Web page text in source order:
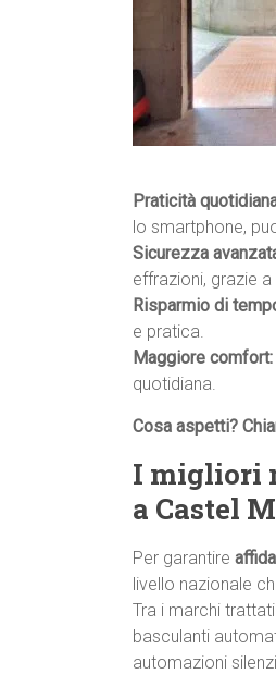
Praticità
lo smartphone,
Sicurezza
effrazioni, grazie
Risparmio di
e pratica.
Maggiore comfort:
quotidiana.
Cosa aspetti?
I migliori
a Castel
Per garantire
livello nazionale
Tra i marchi
basculanti
automazioni